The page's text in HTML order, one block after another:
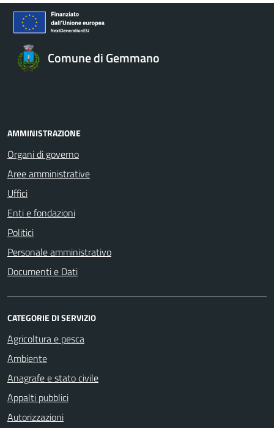
Comune di Gemmano
AMMINISTRAZIONE
Organi di governo
Aree amministrative
Uffici
Enti e fondazioni
Politici
Personale amministrativo
Documenti e Dati
CATEGORIE DI SERVIZIO
Agricoltura e pesca
Ambiente
Anagrafe e stato civile
Appalti pubblici
Autorizzazioni